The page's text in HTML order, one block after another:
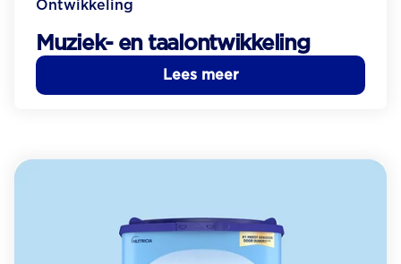
Ontwikkeling
Muziek- en taalontwikkeling
Lees meer